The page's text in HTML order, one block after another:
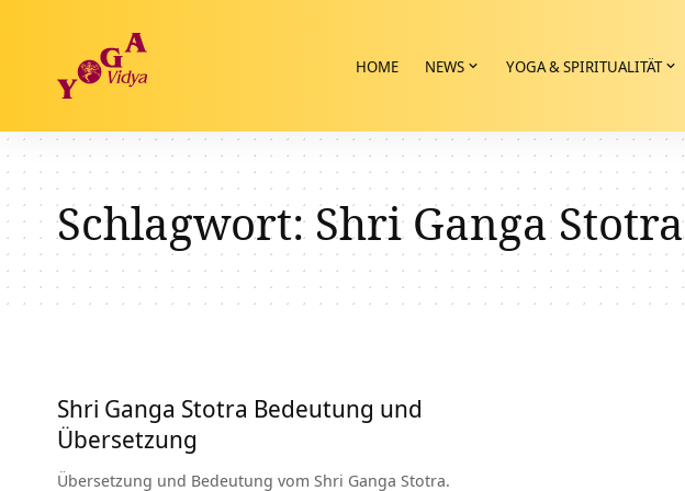
HOME NEWS YOGA & SPIRITUALITÄT
Schlagwort: Shri Ganga Stotra
Shri Ganga Stotra Bedeutung und
Übersetzung
Übersetzung und Bedeutung vom Shri Ganga Stotra.